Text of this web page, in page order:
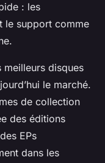
: les
le support comme
meilleurs disques
le marché.
de collection
des éditions
EPs
dans les